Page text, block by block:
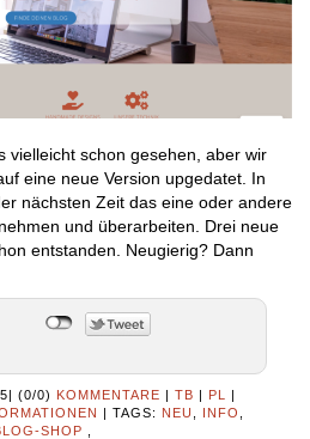
vielleicht schon gesehen, aber wir
eine neue Version upgedatet. In
nächsten Zeit das eine oder andere
und überarbeiten. Drei neue
entstanden. Neugierig? Dann
| (0/0) KOMMENTARE | TB | PL
|
| TAGS: NEU INFO
SHOP